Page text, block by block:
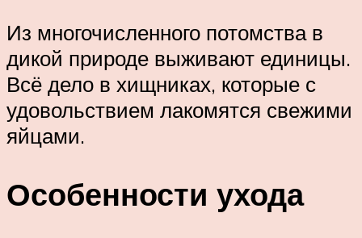
Из многочисленного потомства в
дикой природе выживают единицы.
Всё дело в хищниках, которые с
удовольствием лакомятся свежими
яйцами.
Особенности ухода